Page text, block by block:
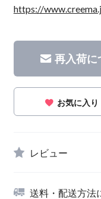
https://
再入荷に
お気に入り
レビュー
送料・配送方法